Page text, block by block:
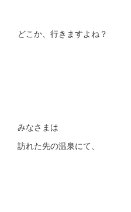
どこか、行きますよね？
みなさまは
訪れた先の温泉にて、